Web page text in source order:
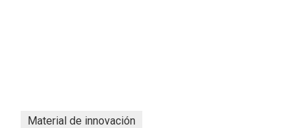
Material de innovación